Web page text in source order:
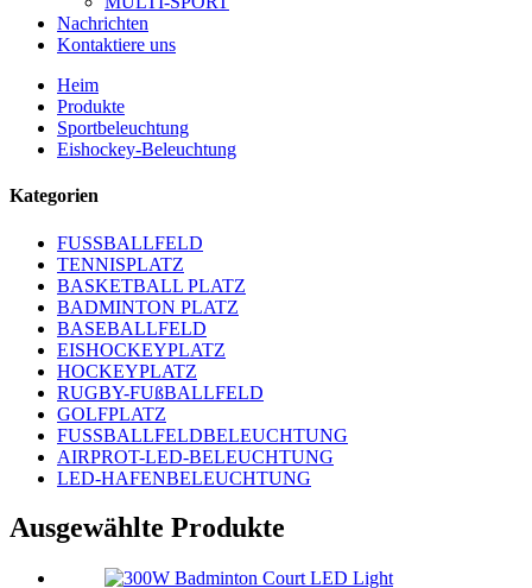
Nachrichten
Kontaktiere uns
Heim
Produkte
Sportbeleuchtung
Eishockey-Beleuchtung
Kategorien
FUSSBALLFELD
TENNISPLATZ
BASKETBALL PLATZ
BADMINTON PLATZ
BASEBALLFELD
EISHOCKEYPLATZ
HOCKEYPLATZ
RUGBY-FUßBALLFELD
GOLFPLATZ
FUSSBALLFELDBELEUCHTUNG
AIRPROT-LED-BELEUCHTUNG
LED-HAFENBELEUCHTUNG
Ausgewählte Produkte